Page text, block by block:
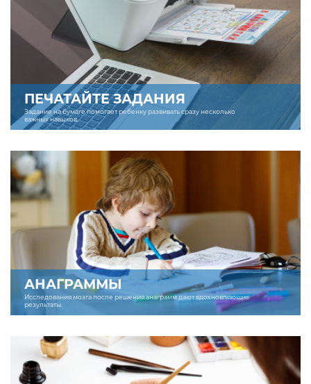
ПЕЧАТАЙТЕ ЗАДАНИЯ
Задание на бумаге помогает ребенку развивать сразу несколько
важных навыков.
АНАГРАММЫ
Исследования мозга после решения анаграмм дают вдохновляющие
результаты.